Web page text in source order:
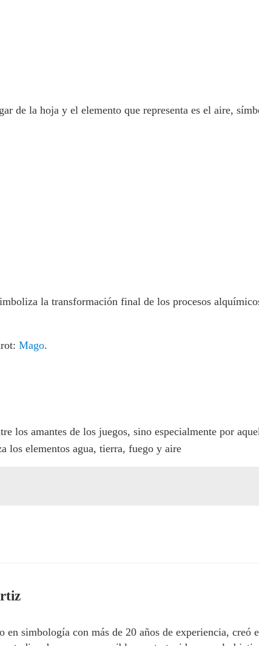
de la hoja y el elemento que representa es el aire,
la transformación final de los procesos
Mago.
los amantes de los juegos, sino especialmente por
los elementos agua, tierra, fuego y aire
en simbología con más de 20 años de experiencia,